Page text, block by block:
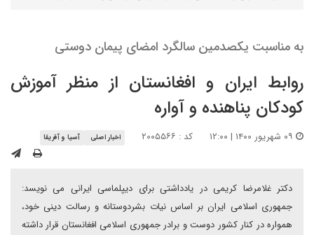
به مناسبت یکصدمین سالگرد امضای پیمان دوستی
روابط ایران و افغانستان از منظر آموزش
کودکان پناهنده و آواره
کد : ۲۰۰۵۵۶۶ اخبار اصلی آسیا و آفریقا
دکتر غلامرضا کریمی در یادداشتی برای دیپلماسی ایرانی می نویسد:
جمهوری اسلامی ایران بر اساس نیات بشردوستانه و رسالت دینی خود،
همواره در کنار کشور دوست و برادر جمهوری اسلامی افغانستان قرار داشته